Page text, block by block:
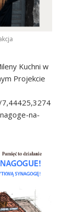
Kuchni w
Projekcie
na-